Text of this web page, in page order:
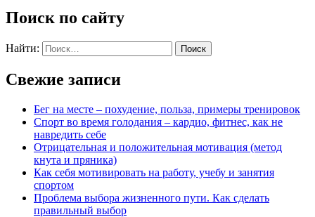
Поиск по сайту
Найти:
Свежие записи
Бег на месте – похудение, польза, примеры тренировок
Спорт во время голодания – кардио, фитнес, как не
навредить себе
Отрицательная и положительная мотивация (метод
кнута и пряника)
Как себя мотивировать на работу, учебу и занятия
спортом
Проблема выбора жизненного пути. Как сделать
правильный выбор